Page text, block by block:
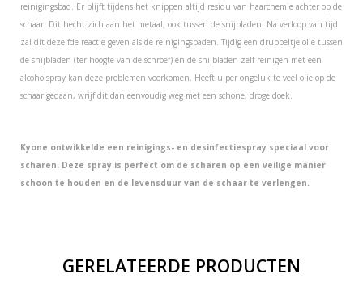
reinigingsbad. Er blijft tijdens het knippen altijd residu van haarchemie achter op de
schaar. Dit hecht zich aan het metaal, ook tussen de snijbladen. Na verloop van tijd
zal dit dezelfde reactie geven als de reinigingsbaden. Tijdig een druppeltje olie tussen
de snijbladen (ter hoogte van de schroef) en de snijbladen zelf reinigen met een
alcoholspray kan deze problemen voorkomen. Heeft u per ongeluk te veel olie op de
schaar gedaan, wrijf dit dan eenvoudig weg met een schone, droge doek.
Kyone ontwikkelde een reinigings- en desinfectiespray speciaal voor
scharen. Deze spray is perfect om de scharen op een veilige manier
schoon te houden en de levensduur van de schaar te verlengen.
GERELATEERDE PRODUCTEN